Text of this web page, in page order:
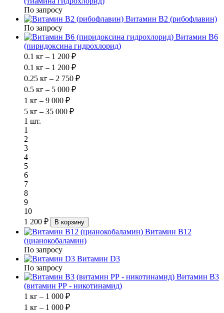
По запросу
Витамин В2 (рибофлавин)
По запросу
Витамин В6
(пиридоксина гидрохлорид)
0.1 кг – 1 200 ₽
0.1 кг – 1 200 ₽
0.25 кг – 2 750 ₽
0.5 кг – 5 000 ₽
1 кг – 9 000 ₽
5 кг – 35 000 ₽
1 шт.
1
2
3
4
5
6
7
8
9
10
1 200 ₽
В корзину
Витамин В12
(цианокобаламин)
По запросу
Витамин D3
По запросу
Витамин В3
(витамин РР - никотинамид)
1 кг – 1 000 ₽
1 кг – 1 000 ₽